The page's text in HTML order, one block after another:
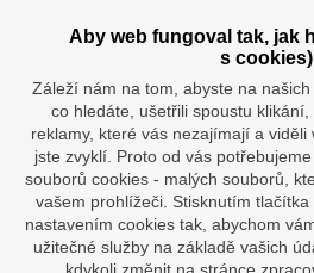
+420 734
po–ne:
Klub
Aby web fungoval tak, jak
s cookies)
Záleží nám na tom, abyste na
co hledáte, ušetřili spoustu
reklamy, které vás nezajímají a
jste zvyklí. Proto od vás
souborů cookies - malých souborů,
vašem prohlížeči. Stisknutím tlačítka
nastavením cookies tak, abychom
užitečné služby na základě vašich